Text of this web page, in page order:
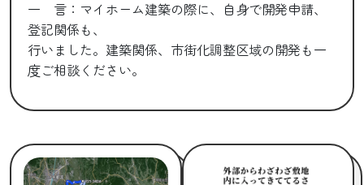
一 言：マイホーム建築の際に、自身で開発申請、
登記関係も、
行いました。建築関係、市街化調整区域の開発も一
度ご相談ください。